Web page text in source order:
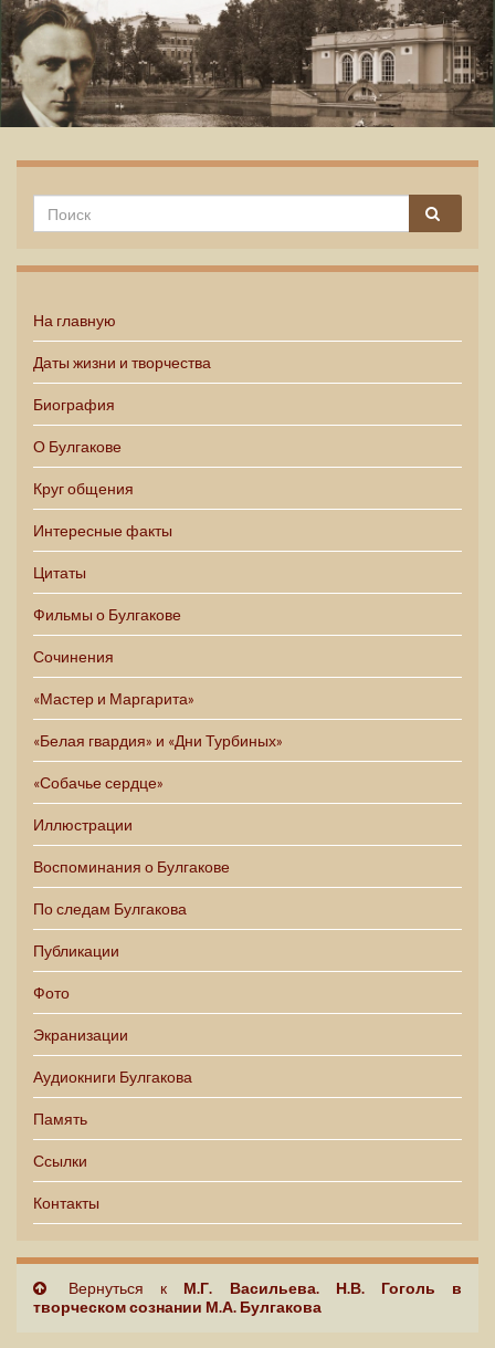
На главную
Даты жизни и творчества
Биография
О Булгакове
Круг общения
Интересные факты
Цитаты
Фильмы о Булгакове
Сочинения
«Мастер и Маргарита»
«Белая гвардия» и «Дни Турбиных»
«Собачье сердце»
Иллюстрации
Воспоминания о Булгакове
По следам Булгакова
Публикации
Фото
Экранизации
Аудиокниги Булгакова
Память
Ссылки
Контакты
Вернуться к М.Г. Васильева. Н.В. Гоголь в
творческом сознании М.А. Булгакова